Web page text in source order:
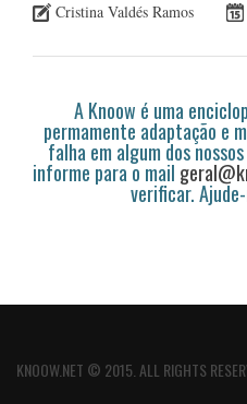
Cristina Valdés Ramos
A Knoow é uma
permamente adaptação e
falha em algum dos
informe para o mail
verificar.
KNOOW.NET © 2015. ALL RIGHTS